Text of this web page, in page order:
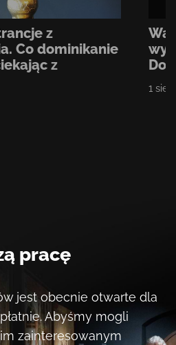
z
Co dominikanie
z
1
pracę
jest obecnie otwarte dla
Abyśmy mogli
zainteresowanym